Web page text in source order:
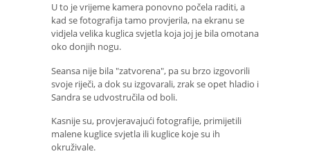
U to je vrijeme kamera ponovno počela raditi, a
kad se fotografija tamo provjerila, na ekranu se
vidjela velika kuglica svjetla koja joj je bila omotana
oko donjih nogu.
Seansa nije bila "zatvorena", pa su brzo izgovorili
svoje riječi, a dok su izgovarali, zrak se opet hladio i
Sandra se udvostručila od boli.
Kasnije su, provjeravajući fotografije, primijetili
malene kuglice svjetla ili kuglice koje su ih
okruživale.